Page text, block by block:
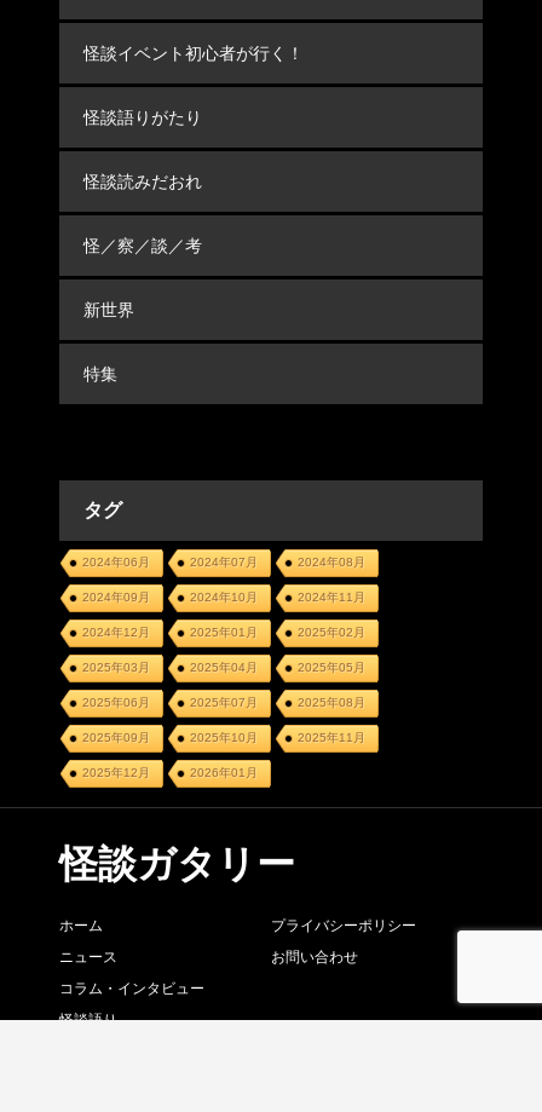
怪談イベント初心者が行く！
怪談語りがたり
怪談読みだおれ
怪／察／談／考
新世界
特集
タグ
2024年06月 2024年07月 2024年08月
2024年09月 2024年10月 2024年11月
2024年12月 2025年01月 2025年02月
2025年03月 2025年04月 2025年05月
2025年06月 2025年07月 2025年08月
2025年09月 2025年10月 2025年11月
2025年12月 2026年01月
怪談ガタリー
ホーム
ニュース
コラム・インタビュー
怪談語り
プライバシーポリシー
お問い合わせ